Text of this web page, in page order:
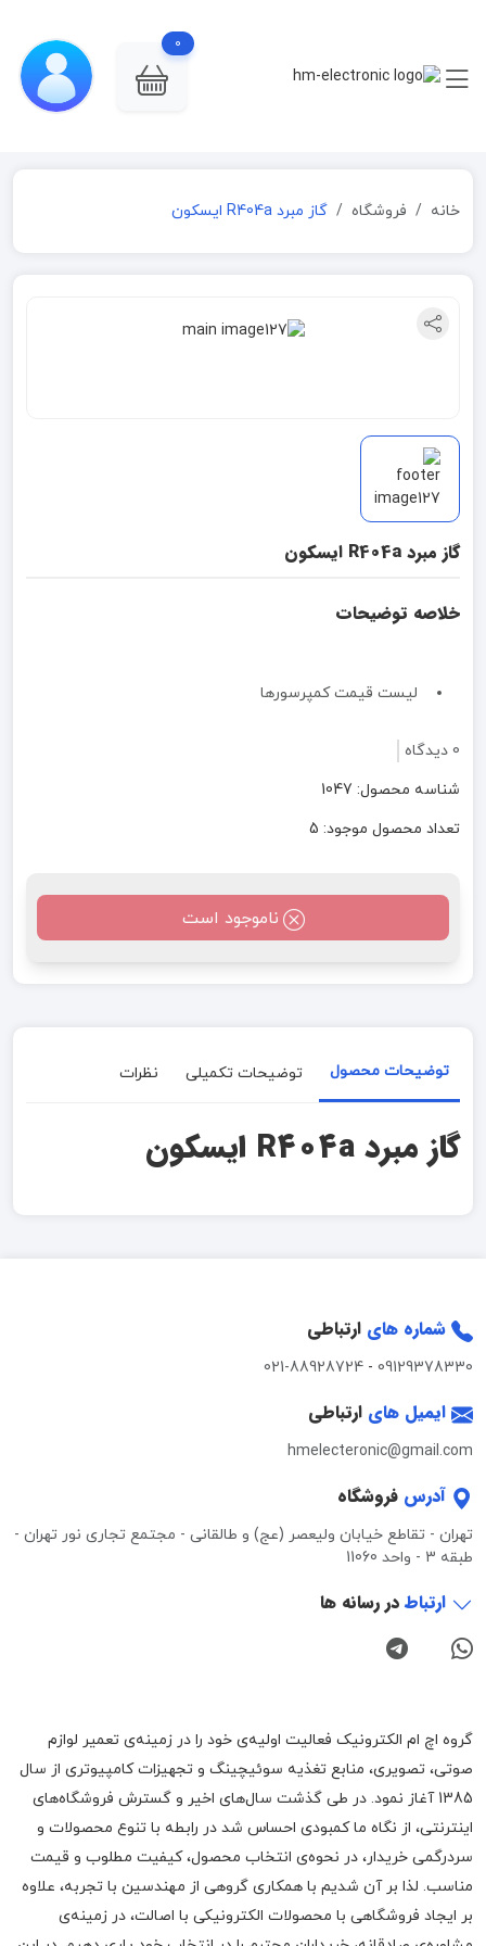
0
خانه فروشگاه گاز مبرد R404a ایسکون
گاز مبرد R404a ایسکون
خلاصه توضیحات
لیست قیمت کمپرسورها
0 دیدگاه
شناسه محصول: 1047
تعداد محصول موجود: 5
ناموجود است
توضیحات محصول توضیحات تکمیلی نظرات
گاز مبرد R404a ایسکون
شماره های ارتباطی
09129378330
-
021-88928724
ایمیل های ارتباطی
hmelecteronic@gmail.com
آدرس فروشگاه
تهران - تقاطع خیابان ولیعصر (عج) و طالقانی - مجتمع تجاری نور تهران -
طبقه 3 - واحد 11060
ارتباطدر رسانه ها
گروه اچ ام الکترونیک فعالیت اولیه‌ی خود را در زمینه‌‌ی تعمیر لوازم
صوتی، تصویری، منابع تغذیه سوئیچینگ و تجهیزات کامپیوتری از سال
1385 آغاز نمود. در طی گذشت سال‌های اخیر و گسترش فروشگاه‌های
اینترنتی، از نگاه ما کمبودی احساس شد در رابطه با تنوع محصولات و
سردرگمی خریدار، در نحوه‌ی انتخاب محصول، کیفیت مطلوب و قیمت
مناسب. لذا بر آن شدیم با همکاری گروهی از مهندسین با تجربه، علاوه
بر ایجاد فروشگاهی با محصولات الکترونیکی با اصالت، در زمینه‌ی